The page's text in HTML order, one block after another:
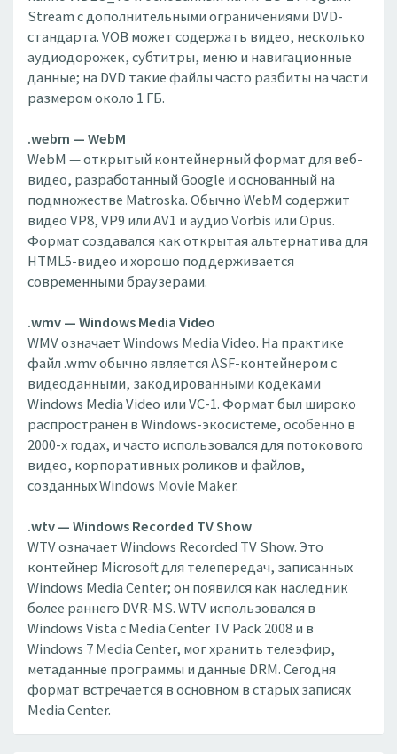
Stream с дополнительными ограничениями DVD-
стандарта. VOB может содержать видео, несколько
аудиодорожек, субтитры, меню и навигационные
данные; на DVD такие файлы часто разбиты на части
размером около 1 ГБ.
.webm — WebM
WebM — открытый контейнерный формат для веб-
видео, разработанный Google и основанный на
подмножестве Matroska. Обычно WebM содержит
видео VP8, VP9 или AV1 и аудио Vorbis или Opus.
Формат создавался как открытая альтернатива для
HTML5-видео и хорошо поддерживается
современными браузерами.
.wmv — Windows Media Video
WMV означает Windows Media Video. На практике
файл .wmv обычно является ASF-контейнером с
видеоданными, закодированными кодеками
Windows Media Video или VC-1. Формат был широко
распространён в Windows-экосистеме, особенно в
2000-х годах, и часто использовался для потокового
видео, корпоративных роликов и файлов,
созданных Windows Movie Maker.
.wtv — Windows Recorded TV Show
WTV означает Windows Recorded TV Show. Это
контейнер Microsoft для телепередач, записанных
Windows Media Center; он появился как наследник
более раннего DVR-MS. WTV использовался в
Windows Vista с Media Center TV Pack 2008 и в
Windows 7 Media Center, мог хранить телеэфир,
метаданные программы и данные DRM. Сегодня
формат встречается в основном в старых записях
Media Center.